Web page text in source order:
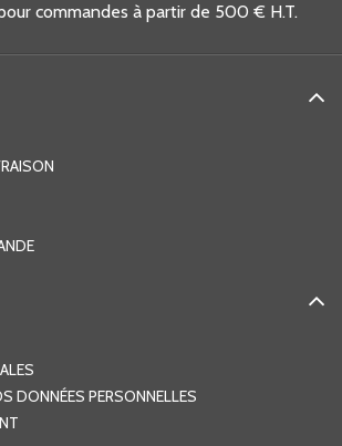
commandes à partir de 500 € H.T.
DONNÉES PERSONNELLES